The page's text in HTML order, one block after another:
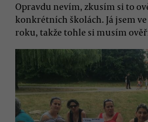
Opravdu nevím, zkusím si to
konkrétních školách. Já jsem
roku, takže tohle si musím